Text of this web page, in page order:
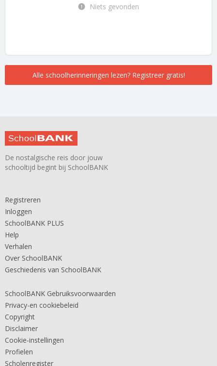
Niets gevonden
Alle schoolherinneringen lezen? Registreer gratis!
De nostalgische reis door jouw
schooltijd begint bij SchoolBANK
Registreren
Inloggen
SchoolBANK PLUS
Help
Verhalen
Over SchoolBANK
Geschiedenis van SchoolBANK
SchoolBANK Gebruiksvoorwaarden
Privacy-en cookiebeleid
Copyright
Disclaimer
Cookie-instellingen
Profielen
Scholenregister